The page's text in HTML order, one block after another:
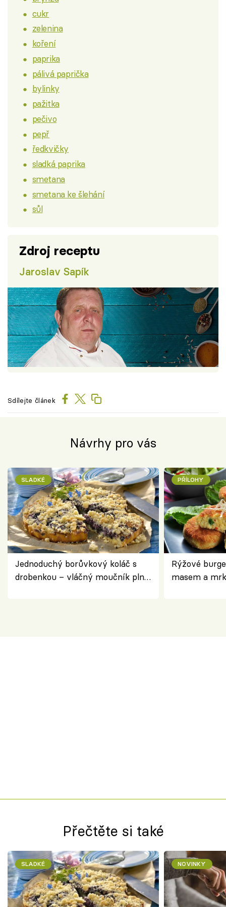
cukr
zelenina
koření
paprika
pálivá paprička
bylinky
pažitka
pečivo
pepř
ředkvičky
sladká paprika
smetana
smetana ke šlehání
sůl
Zdroj receptu
Jaroslav Sapík
Sdílejte článek
Návrhy pro vás
SLADKÉ
Jednoduchý borůvkový koláč s
drobenkou – vláčný moučník plný
PŘÍLOHY
Rýžové
masem a
Přečtěte si také
SLADKÉ NOVINKY